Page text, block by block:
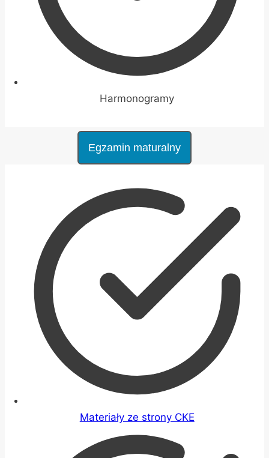
Harmonogramy
Egzamin maturalny
Materiały ze strony CKE